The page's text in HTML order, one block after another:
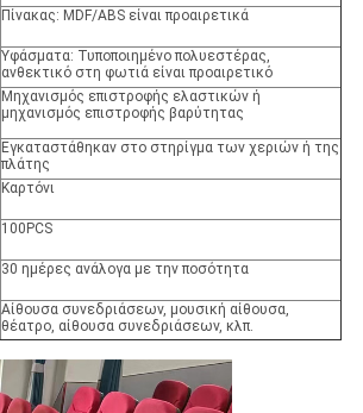
Πίνακας: MDF/ABS είναι προαιρετικά
Υφάσματα: Τυποποιημένο πολυεστέρας,
ανθεκτικό στη φωτιά είναι προαιρετικό
Μηχανισμός επιστροφής ελαστικών ή
μηχανισμός επιστροφής βαρύτητας
Εγκαταστάθηκαν στο στηρίγμα των χεριών ή της
πλάτης
Καρτόνι
100PCS
30 ημέρες ανάλογα με την ποσότητα
Αίθουσα συνεδριάσεων, μουσική αίθουσα,
θέατρο, αίθουσα συνεδριάσεων, κλπ.